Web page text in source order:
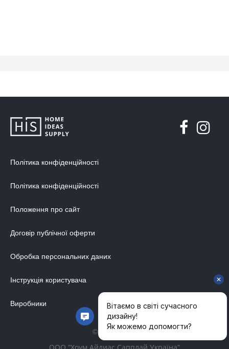
Політика конфіденційності
Політика конфіденційності
Положення про сайт
Договір публічної оферти
Обробка персональних даних
Інструкція користувача
Виробники
© 2014-2026